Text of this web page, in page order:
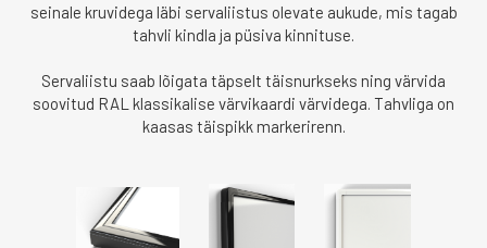
seinale kruvidega läbi servaliistus olevate aukude, mis tagab
tahvli kindla ja püsiva kinnituse.
Servaliistu saab lõigata täpselt täisnurkseks ning värvida
soovitud RAL klassikalise värvikaardi värvidega. Tahvliga on
kaasas täispikk markerirenn.